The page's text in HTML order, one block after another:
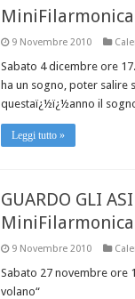
MiniFilarmonica
9 Novembre 2010
Sabato 4 dicembre ore
ha un sogno, poter salire
questaï¿½ï¿½anno il
Leggi tutto »
GUARDO GLI
MiniFilarmonica
9 Novembre 2010
Sabato 27 novembre ore
volano“